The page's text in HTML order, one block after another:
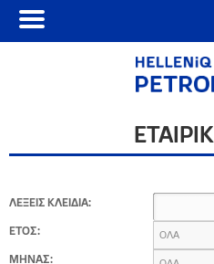
ΛΕΞΕΙΣ ΚΛΕΙΔΙΑ:
ΕΤΟΣ: ΟΛΑ
ΜΗΝΑΣ: